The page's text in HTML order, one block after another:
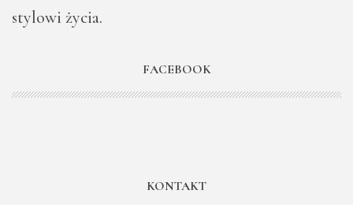
stylowi życia.
FACEBOOK
KONTAKT